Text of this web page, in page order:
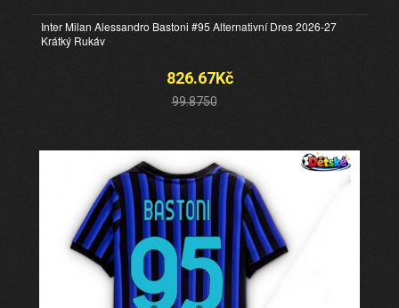
Inter Milan Alessandro Bastoni #95 Alternativní Dres 2026-27
Krátký Rukáv
826.67Kč
99.8750